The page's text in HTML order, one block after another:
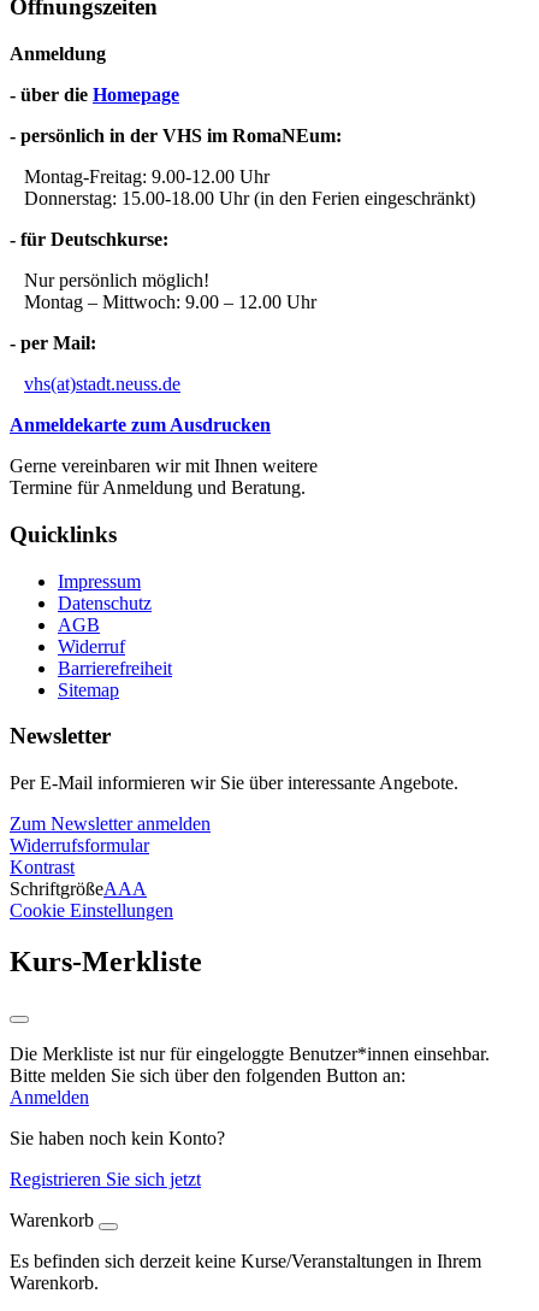
Öffnungszeiten
Anmeldung
- über die Homepage
- persönlich in der VHS im RomaNEum:
Montag-Freitag: 9.00-12.00 Uhr
Donnerstag: 15.00-18.00 Uhr (in den Ferien eingeschränkt)
- für Deutschkurse:
Nur persönlich möglich!
Montag – Mittwoch: 9.00 – 12.00 Uhr
- per Mail:
vhs(at)stadt.neuss.de
Anmeldekarte zum Ausdrucken
Gerne vereinbaren wir mit Ihnen weitere
Termine für Anmeldung und Beratung.
Quicklinks
Impressum
Datenschutz
AGB
Widerruf
Barrierefreiheit
Sitemap
Newsletter
Per E-Mail informieren wir Sie über interessante Angebote.
Zum Newsletter anmelden
Widerrufsformular
Kontrast
SchriftgrößeAAA
Cookie Einstellungen
Kurs-Merkliste
Die Merkliste ist nur für eingeloggte Benutzer*innen einsehbar.
Bitte melden Sie sich über den folgenden Button an:
Anmelden
Sie haben noch kein Konto?
Registrieren Sie sich jetzt
Warenkorb
Es befinden sich derzeit keine Kurse/Veranstaltungen in Ihrem
Warenkorb.